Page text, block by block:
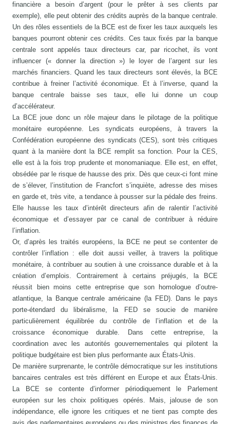
financière a besoin d’argent (pour le prêter à ses clients par
exemple), elle peut obtenir des crédits auprès de la banque centrale.
Un des rôles essentiels de la BCE est de fixer les taux auxquels les
banques pourront obtenir ces crédits. Ces taux fixés par la banque
centrale sont appelés taux directeurs car, par ricochet, ils vont
influencer (« donner la direction ») le loyer de l’argent sur les
marchés financiers. Quand les taux directeurs sont élevés, la BCE
contribue à freiner l’activité économique. Et à l’inverse, quand la
banque centrale baisse ses taux, elle lui donne un coup
d’accélérateur.
La BCE joue donc un rôle majeur dans le pilotage de la politique
monétaire européenne. Les syndicats européens, à travers la
Confédération européenne des syndicats (CES), sont très critiques
quant à la manière dont la BCE remplit sa fonction. Pour la CES,
elle est à la fois trop prudente et monomaniaque. Elle est, en effet,
obsédée par le risque de hausse des prix. Dès que ceux-ci font mine
de s’élever, l’institution de Francfort s’inquiète, adresse des mises
en garde et, très vite, a tendance à pousser sur la pédale des freins.
Elle hausse les taux d’intérêt directeurs afin de ralentir l’activité
économique et d’essayer par ce canal de contribuer à réduire
l’inflation.
Or, d’après les traités européens, la BCE ne peut se contenter de
contrôler l’inflation : elle doit aussi veiller, à travers la politique
monétaire, à contribuer au soutien à une croissance durable et à la
création d’emplois. Contrairement à certains préjugés, la BCE
réussit bien moins cette entreprise que son homologue d’outre-
atlantique, la Banque centrale américaine (la FED). Dans le pays
porte-étendard du libéralisme, la FED se soucie de manière
particulièrement équilibrée du contrôle de l’inflation et de la
croissance économique durable. Dans cette entreprise, la
coordination avec les autorités gouvernementales qui pilotent la
politique budgétaire est bien plus performante aux États-Unis.
De manière surprenante, le contrôle démocratique sur les institutions
bancaires centrales est très différent en Europe et aux États-Unis.
La BCE se contente d’informer périodiquement le Parlement
européen sur les choix politiques opérés. Mais, jalouse de son
indépendance, elle ignore les critiques et ne tient pas compte des